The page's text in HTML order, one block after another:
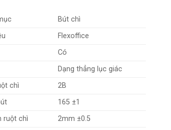
Bút chì
Flexoffice
Có
Dạng thẳng lục giác
chì
2B
165 ±1
ruột chì
2mm ±0.5